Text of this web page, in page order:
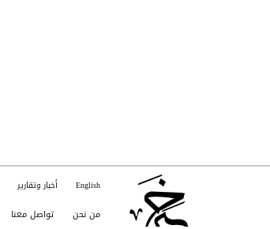
English أخبار وتقارير
من نحن تواصل معنا